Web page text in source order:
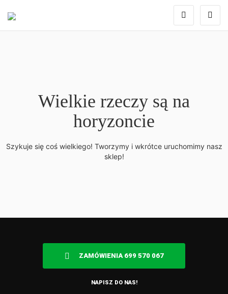
Wielkie rzeczy są na
horyzoncie
Szykuje się coś wielkiego! Tworzymy i wkrótce uruchomimy nasz
sklep!
ZAMÓWIENIA 699 570 067
NAPISZ DO NAS!